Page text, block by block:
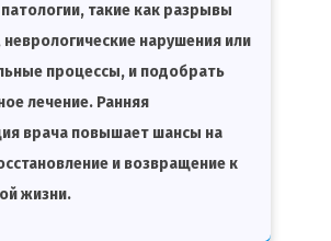
такие как разрывы
неврологические нарушения или
процессы, и подобрать
лечение. Ранняя
врача повышает шансы на
и возвращение к
жизни.